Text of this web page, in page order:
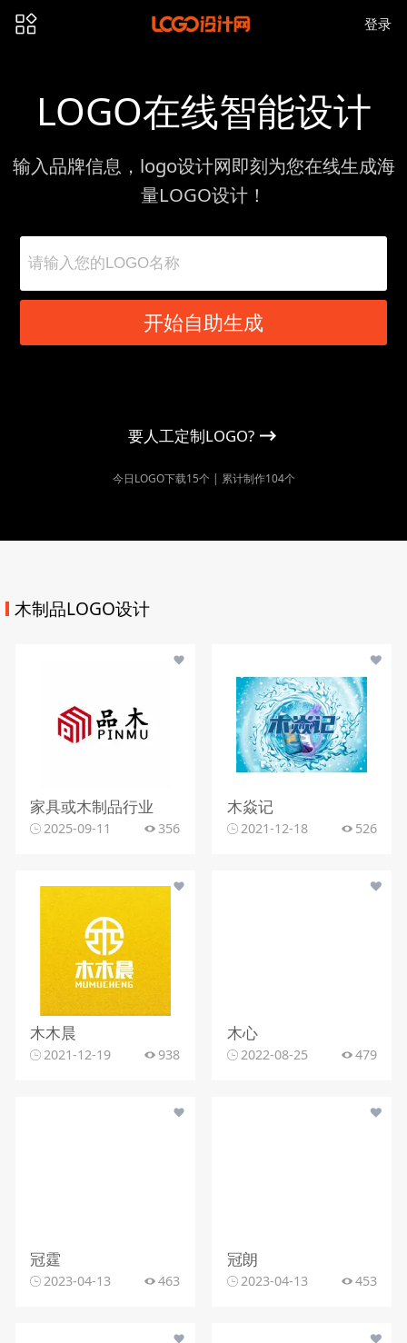
登录
LOGO在线智能设计
输入品牌信息，logo设计网即刻为您在线生成海
量LOGO设计！
开始自助生成
要人工定制LOGO?
今日LOGO下载15个 | 累计制作104个
木制品LOGO设计
家具或木制品行业
2025-09-11 356
木焱记
2021-12-18 526
木木晨
2021-12-19 938
木心
2022-08-25 479
冠霆
2023-04-13 463
冠朗
2023-04-13 453